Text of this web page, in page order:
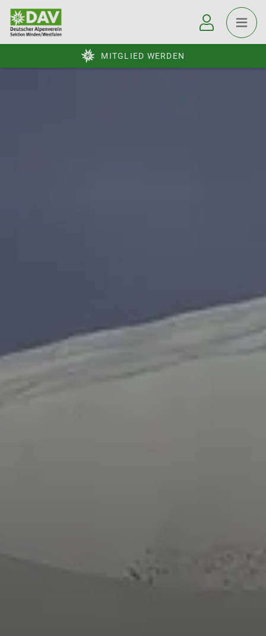
MITGLIED WERDEN